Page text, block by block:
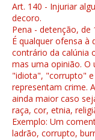
Art. 140 - Injuriar
decoro.
Pena - detenção, de
É qualquer ofensa à
contrário da calúnia
mas uma opinião.
"idiota", "corrupto" e
representam crime.
ainda maior caso
raça, cor, etnia,
Exemplo: Um
ladrão, corrupto,